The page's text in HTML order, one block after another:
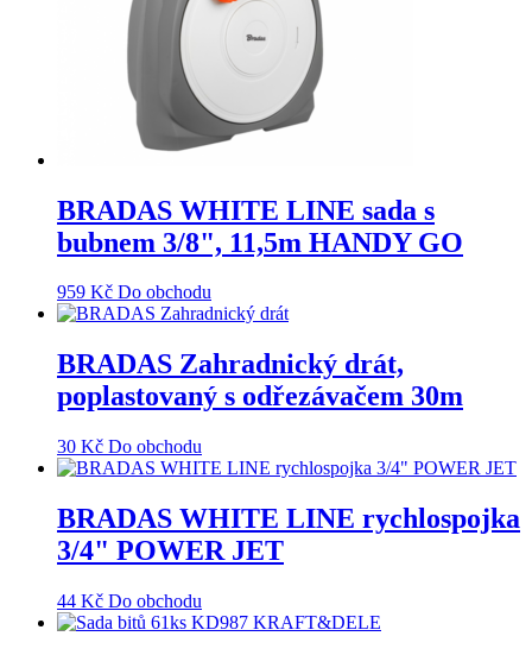
BRADAS WHITE LINE sada s
bubnem 3/8", 11,5m HANDY GO
959 Kč Do obchodu
BRADAS Zahradnický drát,
poplastovaný s odřezávačem 30m
30 Kč Do obchodu
BRADAS WHITE LINE rychlospojka
3/4" POWER JET
44 Kč Do obchodu